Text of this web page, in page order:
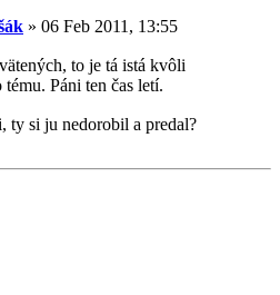
» 06 Feb 2011, 13:55
to je tá istá kvôli
Páni ten čas letí.
ty si ju nedorobil a predal?